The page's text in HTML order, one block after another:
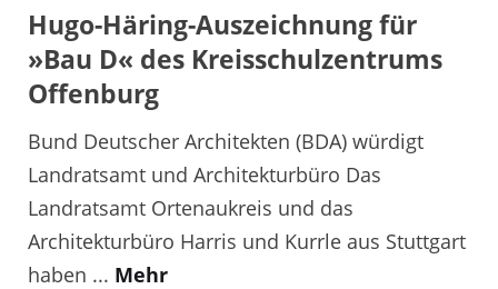
Hugo-Häring-Auszeichnung für
»Bau D« des Kreisschulzentrums
Offenburg
Bund Deutscher Architekten (BDA) würdigt
Landratsamt und Architekturbüro Das
Landratsamt Ortenaukreis und das
Architekturbüro Harris und Kurrle aus Stuttgart
haben ... Mehr